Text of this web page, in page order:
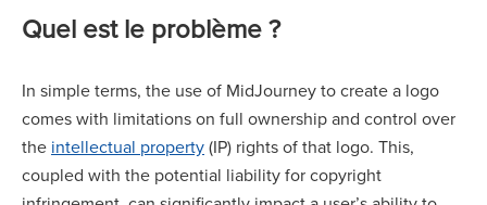
Quel est le problème ?
In simple terms, the use of MidJourney to create a logo
comes with limitations on full ownership and control over
the intellectual property(IP) rights of that logo. This,
coupled with the potential liability for copyright